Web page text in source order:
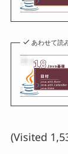
あわせて読
(Visited